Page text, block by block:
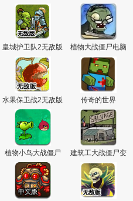
主
了选关版
皇城护卫队2无敌版
植物大战僵尸电脑
版
水果保卫战2无敌版 传奇的世界
植物小鸟大战僵尸
建筑工大战僵尸变
态版